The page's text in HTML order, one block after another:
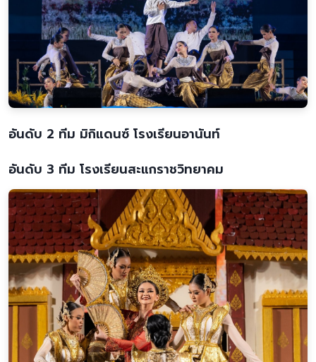
อันดับ 2 ทีม มิกิแดนซ์ โรงเรียนอานันท์
อันดับ 3 ทีม โรงเรียนสะแกราชวิทยาคม